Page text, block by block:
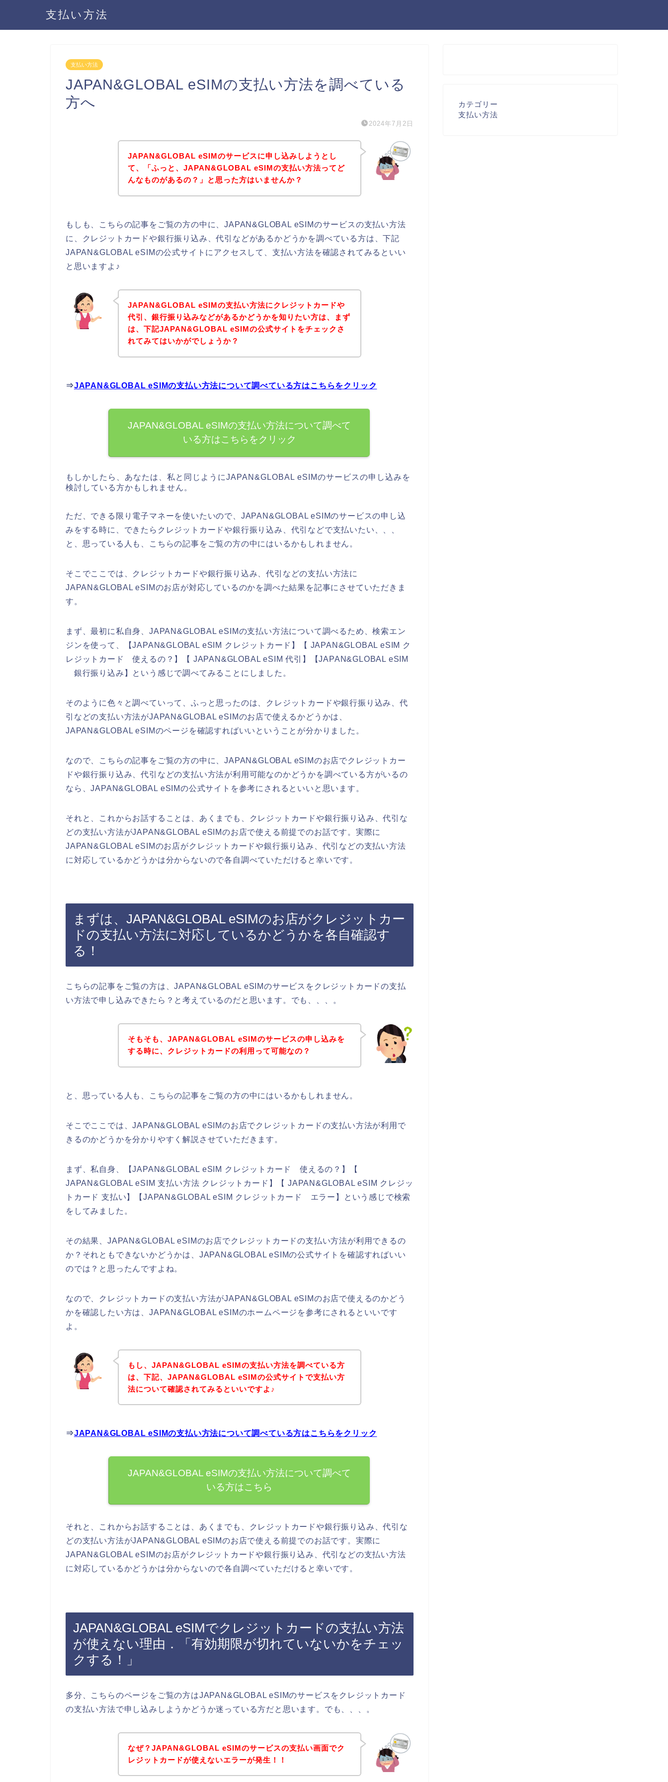
支払い方法
支払い方法
JAPAN&GLOBAL eSIMの支払い方法を調べている
方へ
2024年7月2日
JAPAN&GLOBAL eSIMのサービスに申し込みしようとし
て、「ふっと、JAPAN&GLOBAL eSIMの支払い方法ってど
んなものがあるの？」と思った方はいませんか？
もしも、こちらの記事をご覧の方の中に、JAPAN&GLOBAL eSIMのサービスの支払い方法
に、クレジットカードや銀行振り込み、代引などがあるかどうかを調べている方は、下記
JAPAN&GLOBAL eSIMの公式サイトにアクセスして、支払い方法を確認されてみるといい
と思いますよ♪
JAPAN&GLOBAL eSIMの支払い方法にクレジットカードや
代引、銀行振り込みなどがあるかどうかを知りたい方は、まず
は、下記JAPAN&GLOBAL eSIMの公式サイトをチェックさ
れてみてはいかがでしょうか？
⇒JAPAN&GLOBAL eSIMの支払い方法について調べている方はこちらをクリック
JAPAN&GLOBAL eSIMの支払い方法について調べて
いる方はこちらをクリック
もしかしたら、あなたは、私と同じようにJAPAN&GLOBAL eSIMのサービスの申し込みを
検討している方かもしれません。
ただ、できる限り電子マネーを使いたいので、JAPAN&GLOBAL eSIMのサービスの申し込
みをする時に、できたらクレジットカードや銀行振り込み、代引などで支払いたい、、、
と、思っている人も、こちらの記事をご覧の方の中にはいるかもしれません。
そこでここでは、クレジットカードや銀行振り込み、代引などの支払い方法に
JAPAN&GLOBAL eSIMのお店が対応しているのかを調べた結果を記事にさせていただきま
す。
まず、最初に私自身、JAPAN&GLOBAL eSIMの支払い方法について調べるため、検索エン
ジンを使って、【JAPAN&GLOBAL eSIM クレジットカード】【 JAPAN&GLOBAL eSIM ク
レジットカード 使えるの？】【 JAPAN&GLOBAL eSIM 代引】【JAPAN&GLOBAL eSIM
銀行振り込み】という感じで調べてみることにしました。
そのように色々と調べていって、ふっと思ったのは、クレジットカードや銀行振り込み、代
引などの支払い方法がJAPAN&GLOBAL eSIMのお店で使えるかどうかは、
JAPAN&GLOBAL eSIMのページを確認すればいいということが分かりました。
なので、こちらの記事をご覧の方の中に、JAPAN&GLOBAL eSIMのお店でクレジットカー
ドや銀行振り込み、代引などの支払い方法が利用可能なのかどうかを調べている方がいるの
なら、JAPAN&GLOBAL eSIMの公式サイトを参考にされるといいと思います。
それと、これからお話することは、あくまでも、クレジットカードや銀行振り込み、代引な
どの支払い方法がJAPAN&GLOBAL eSIMのお店で使える前提でのお話です。実際に
JAPAN&GLOBAL eSIMのお店がクレジットカードや銀行振り込み、代引などの支払い方法
に対応しているかどうかは分からないので各自調べていただけると幸いです。
まずは、JAPAN&GLOBAL eSIMのお店がクレジットカー
ドの支払い方法に対応しているかどうかを各自確認す
る！
こちらの記事をご覧の方は、JAPAN&GLOBAL eSIMのサービスをクレジットカードの支払
い方法で申し込みできたら？と考えているのだと思います。でも、、、。
そもそも、JAPAN&GLOBAL eSIMのサービスの申し込みを
する時に、クレジットカードの利用って可能なの？
と、思っている人も、こちらの記事をご覧の方の中にはいるかもしれません。
そこでここでは、JAPAN&GLOBAL eSIMのお店でクレジットカードの支払い方法が利用で
きるのかどうかを分かりやすく解説させていただきます。
まず、私自身、【JAPAN&GLOBAL eSIM クレジットカード 使えるの？】【
JAPAN&GLOBAL eSIM 支払い方法 クレジットカード】【 JAPAN&GLOBAL eSIM クレジッ
トカード 支払い】【JAPAN&GLOBAL eSIM クレジットカード エラー】という感じで検索
をしてみました。
その結果、JAPAN&GLOBAL eSIMのお店でクレジットカードの支払い方法が利用できるの
か？それともできないかどうかは、JAPAN&GLOBAL eSIMの公式サイトを確認すればいい
のでは？と思ったんですよね。
なので、クレジットカードの支払い方法がJAPAN&GLOBAL eSIMのお店で使えるのかどう
かを確認したい方は、JAPAN&GLOBAL eSIMのホームページを参考にされるといいです
よ。
もし、JAPAN&GLOBAL eSIMの支払い方法を調べている方
は、下記、JAPAN&GLOBAL eSIMの公式サイトで支払い方
法について確認されてみるといいですよ♪
⇒JAPAN&GLOBAL eSIMの支払い方法について調べている方はこちらをクリック
JAPAN&GLOBAL eSIMの支払い方法について調べて
いる方はこちら
それと、これからお話することは、あくまでも、クレジットカードや銀行振り込み、代引な
どの支払い方法がJAPAN&GLOBAL eSIMのお店で使える前提でのお話です。実際に
JAPAN&GLOBAL eSIMのお店がクレジットカードや銀行振り込み、代引などの支払い方法
に対応しているかどうかは分からないので各自調べていただけると幸いです。
JAPAN&GLOBAL eSIMでクレジットカードの支払い方法
が使えない理由．「有効期限が切れていないかをチェッ
クする！」
多分、こちらのページをご覧の方はJAPAN&GLOBAL eSIMのサービスをクレジットカード
の支払い方法で申し込みしようかどうか迷っている方だと思います。でも、、、。
なぜ？JAPAN&GLOBAL eSIMのサービスの支払い画面でク
レジットカードが使えないエラーが発生！！
カテゴリー
支払い方法